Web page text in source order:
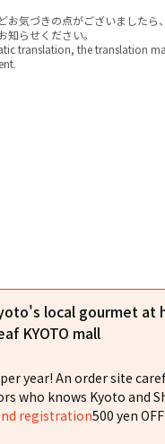
気づきの点がございましたら、
らせください。
translation, the translation
local gourmet at
KYOTO mall
year! An order site
who knows Kyoto and
registration500 yen